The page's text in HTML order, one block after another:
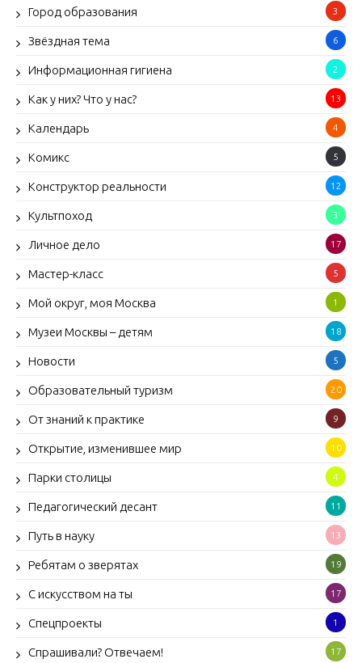
Город образования 3
Звёздная тема 6
Информационная гигиена 2
Как у них? Что у нас? 13
Календарь 4
Комикс 5
Конструктор реальности 12
Культпоход 3
Личное дело 17
Мастер-класс 5
Мой округ, моя Москва 1
Музеи Москвы – детям 18
Новости 5
Образовательный туризм 20
От знаний к практике 9
Открытие, изменившее мир 10
Парки столицы 4
Педагогический десант 11
Путь в науку 13
Ребятам о зверятах 19
С искусством на ты 17
Спецпроекты 1
Спрашивали? Отвечаем! 17